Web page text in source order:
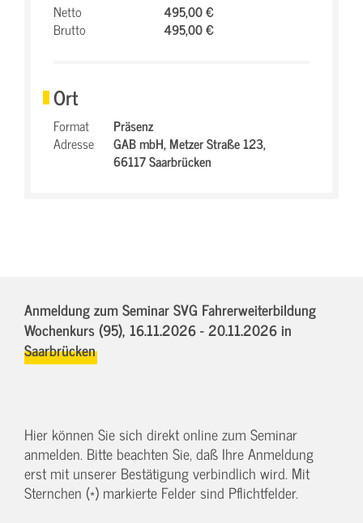
Netto
495,00 €
Brutto
495,00 €
Ort
Format
Präsenz
Adresse
GAB mbH,Metzer Straße 123,
66117 Saarbrücken
Anmeldung zum Seminar SVG Fahrerweiterbildung
Wochenkurs (95), 16.11.2026 - 20.11.2026in
Saarbrücken
Hier können Sie sich direkt online zum Seminar
anmelden. Bitte beachten Sie, daß Ihre Anmeldung
erst mit unserer Bestätigung verbindlich wird. Mit
Sternchen (*) markierte Felder sind Pflichtfelder.